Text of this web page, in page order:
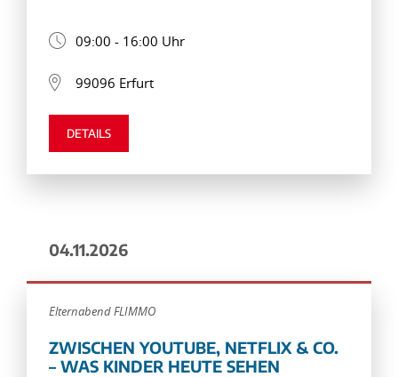
09:00 - 16:00 Uhr
99096 Erfurt
DETAILS
04.11.2026
Elternabend FLIMMO
ZWISCHEN YOUTUBE, NETFLIX & CO.
– WAS KINDER HEUTE SEHEN